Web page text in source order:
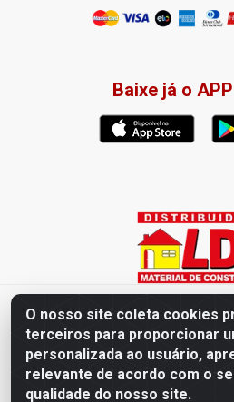
O nosso site coleta cookies
terceiros para proporcionar
personalizada ao usuário,
relevante de acordo com o
qualidade do nosso site.
Baixe já o
Distribuidora LDF - Av. Presidente
dos Ipês, João Pessoa / PB -
02.019.761/